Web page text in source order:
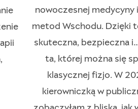
nowoczesnej medycyny
metod Wschodu. Dzięki
skuteczna, bezpieczna
ta, której można się
klasycznej fizjo. W
kierowniczką w
zobaczyłam z bliska, jak